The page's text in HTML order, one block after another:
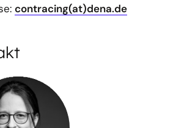
contracing(at)dena.de